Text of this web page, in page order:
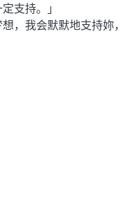
支持。」
，我会默默地支持妳，